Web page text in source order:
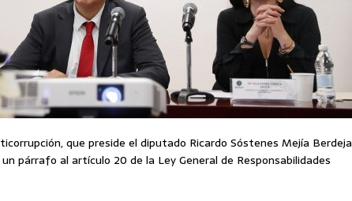
que preside el diputado Ricardo Sóstenes Mejía Berdeja
párrafo al artículo 20 de la Ley General de Responsabilidades